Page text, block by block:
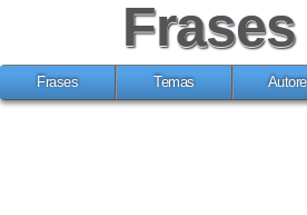
Frases
Frases Temas